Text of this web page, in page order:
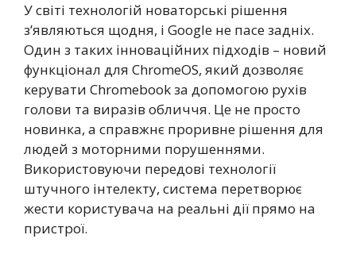
У світі технологій новаторські рішення
з’являються щодня, і Google не пасе задніх.
Один з таких інноваційних підходів – новий
функціонал для ChromeOS, який дозволяє
керувати Chromebook за допомогою рухів
голови та виразів обличчя. Це не просто
новинка, а справжнє проривне рішення для
людей з моторними порушеннями.
Використовуючи передові технології
штучного інтелекту, система перетворює
жести користувача на реальні дії прямо на
пристрої.